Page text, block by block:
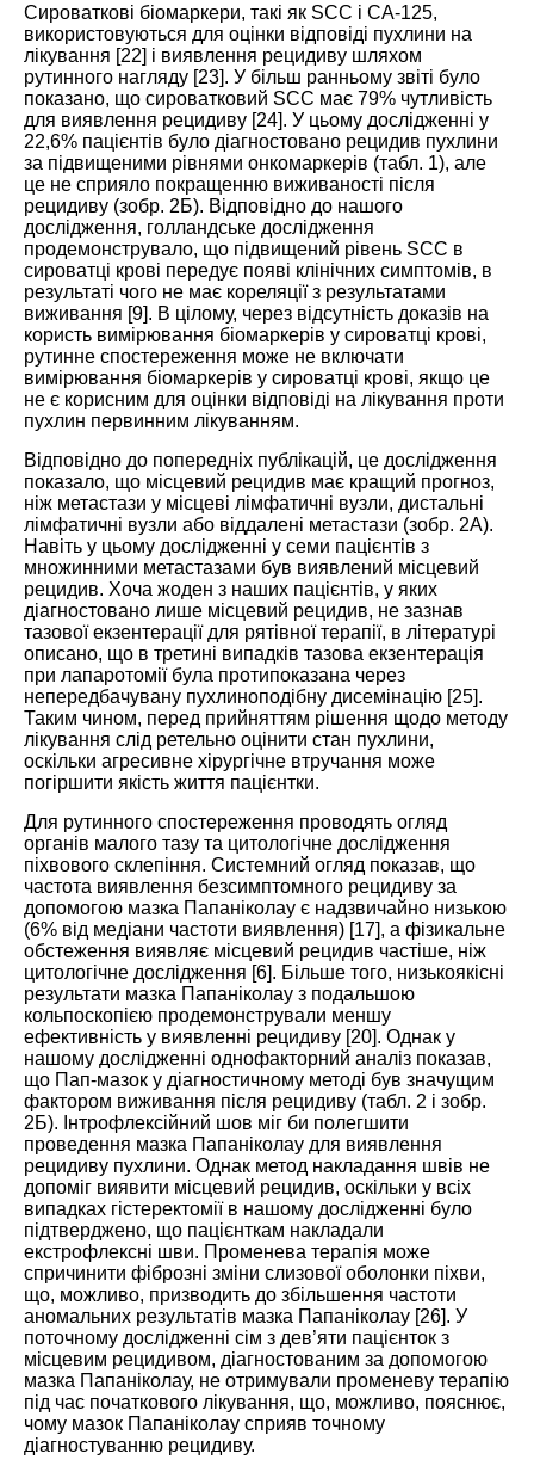
Сироваткові біомаркери, такі як SCC і CA-125,
використовуються для оцінки відповіді пухлини на
лікування [22] і виявлення рецидиву шляхом
рутинного нагляду [23]. У більш ранньому звіті було
показано, що сироватковий SCC має 79% чутливість
для виявлення рецидиву [24]. У цьому дослідженні у
22,6% пацієнтів було діагностовано рецидив пухлини
за підвищеними рівнями онкомаркерів (табл. 1), але
це не сприяло покращенню виживаності після
рецидиву (зобр. 2Б). Відповідно до нашого
дослідження, голландське дослідження
продемонструвало, що підвищений рівень SCC в
сироватці крові передує появі клінічних симптомів, в
результаті чого не має кореляції з результатами
виживання [9]. В цілому, через відсутність доказів на
користь вимірювання біомаркерів у сироватці крові,
рутинне спостереження може не включати
вимірювання біомаркерів у сироватці крові, якщо це
не є корисним для оцінки відповіді на лікування проти
пухлин первинним лікуванням.
Відповідно до попередніх публікацій, це дослідження
показало, що місцевий рецидив має кращий прогноз,
ніж метастази у місцеві лімфатичні вузли, дистальні
лімфатичні вузли або віддалені метастази (зобр. 2А).
Навіть у цьому дослідженні у семи пацієнтів з
множинними метастазами був виявлений місцевий
рецидив. Хоча жоден з наших пацієнтів, у яких
діагностовано лише місцевий рецидив, не зазнав
тазової екзентерації для рятівної терапії, в літературі
описано, що в третині випадків тазова екзентерація
при лапаротомії була протипоказана через
непередбачувану пухлиноподібну дисемінацію [25].
Таким чином, перед прийняттям рішення щодо методу
лікування слід ретельно оцінити стан пухлини,
оскільки агресивне хірургічне втручання може
погіршити якість життя пацієнтки.
Для рутинного спостереження проводять огляд
органів малого тазу та цитологічне дослідження
піхвового склепіння. Системний огляд показав, що
частота виявлення безсимптомного рецидиву за
допомогою мазка Папаніколау є надзвичайно низькою
(6% від медіани частоти виявлення) [17], а фізикальне
обстеження виявляє місцевий рецидив частіше, ніж
цитологічне дослідження [6]. Більше того, низькоякісні
результати мазка Папаніколау з подальшою
кольпоскопією продемонстрували меншу
ефективність у виявленні рецидиву [20]. Однак у
нашому дослідженні однофакторний аналіз показав,
що Пап-мазок у діагностичному методі був значущим
фактором виживання після рецидиву (табл. 2 і зобр.
2Б). Інтрофлексійний шов міг би полегшити
проведення мазка Папаніколау для виявлення
рецидиву пухлини. Однак метод накладання швів не
допоміг виявити місцевий рецидив, оскільки у всіх
випадках гістеректомії в нашому дослідженні було
підтверджено, що пацієнткам накладали
екстрофлексні шви. Променева терапія може
спричинити фіброзні зміни слизової оболонки піхви,
що, можливо, призводить до збільшення частоти
аномальних результатів мазка Папаніколау [26]. У
поточному дослідженні сім з дев’яти пацієнток з
місцевим рецидивом, діагностованим за допомогою
мазка Папаніколау, не отримували променеву терапію
під час початкового лікування, що, можливо, пояснює,
чому мазок Папаніколау сприяв точному
діагностуванню рецидиву.